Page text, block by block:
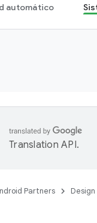
automático
Translation API.
Partners